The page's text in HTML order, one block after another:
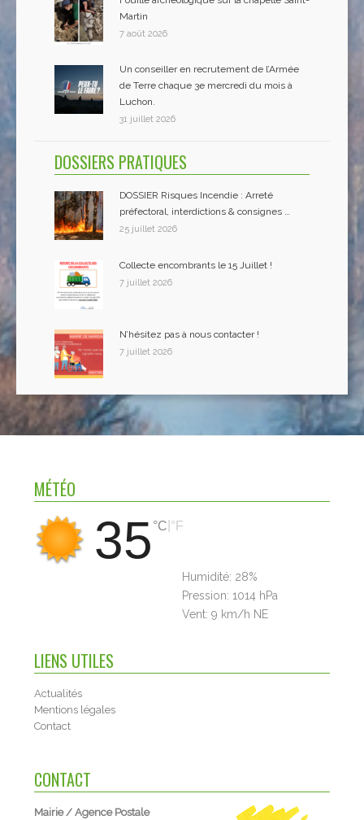
Martin
7 août 2026
Un conseiller en recrutement de l’Armée
de Terre chaque 3e mercredi du mois à
Luchon.
31 juillet 2026
DOSSIERS PRATIQUES
DOSSIER Risques Incendie : Arreté
préfectoral, interdictions & consignes …
25 juillet 2026
Collecte encombrants le 15 Juillet !
7 juillet 2026
N’hésitez pas à nous contacter !
7 juillet 2026
MÉTÉO
35 °C °F
Humidité: 28%
Pression: 1014 hPa
Vent: 9 km/h NE
LIENS UTILES
Actualités
Mentions légales
Contact
CONTACT
Mairie / Agence Postale